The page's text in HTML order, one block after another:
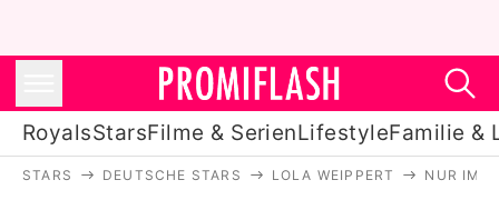
RoyalsStarsFilme & SerienLifestyleFamilie &
STARS DEUTSCHE STARS LOLA WEIPPERT NUR IM